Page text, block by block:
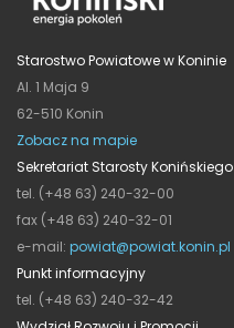
Starostwo Powiatowe w Koninie
Al. 1 Maja 9
62-510 Konin
Zobacz na mapie
Sekretariat Starosty Konińskiego
tel. (+48 63) 240-32-00
fax (+48 63) 240-32-01
e-mail: powiat@powiat.konin.pl
Punkt informacyjny
tel. (+48 63) 240-32-42